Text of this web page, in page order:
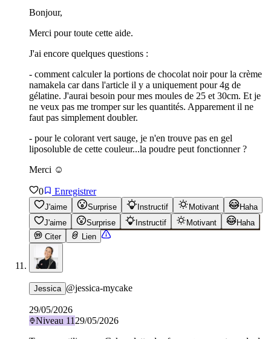
Bonjour,
Merci pour toute cette aide.
J'ai encore quelques questions :
- comment calculer la portions de chocolat noir pour la crème
namakela car dans l'article il y a uniquement pour 4g de
gélatine. J'aurai besoin pour mes moules de 25 et 30cm. Et je
ne veux pas me tromper sur les quantités. Apparement il ne
faut pas simplement doubler.
- pour le colorant vert sauge, je n'en trouve pas en gel
liposoluble de cette couleur...la poudre peut fonctionner ?
Merci ☺️
0 Enregistrer
J'aime Surprise Instructif Motivant
Haha
J'aime
Surprise Instructif Motivant
Haha
Citer
Lien
Jessica @jessica-mycake
29/05/2026
Niveau 11 29/05/2026